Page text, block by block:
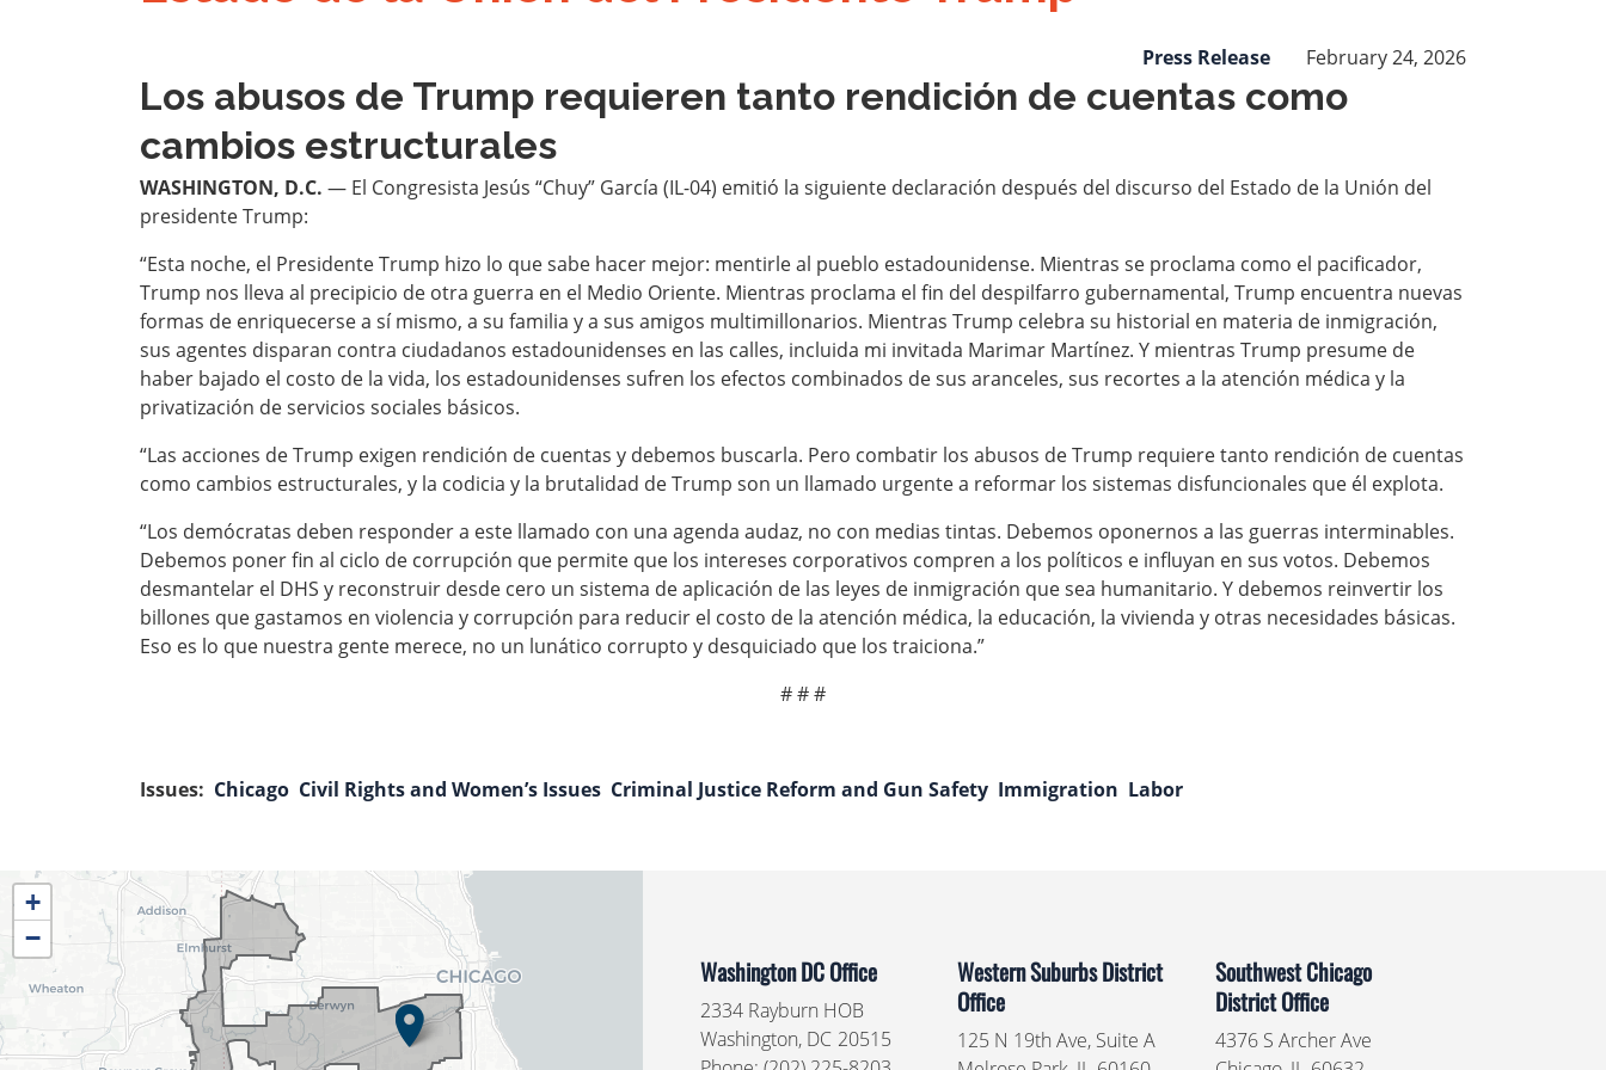
February 24, 2026
Press Release
Los abusos de Trump requieren tanto rendición de cuentas como
cambios estructurales
WASHINGTON, D.C. — El Congresista Jesús “Chuy” García (IL-04) emitió la siguiente declaración después del discurso del Estado de la Unión del
presidente Trump:
“Esta noche, el Presidente Trump hizo lo que sabe hacer mejor: mentirle al pueblo estadounidense. Mientras se proclama como el pacificador,
Trump nos lleva al precipicio de otra guerra en el Medio Oriente. Mientras proclama el fin del despilfarro gubernamental, Trump encuentra nuevas
formas de enriquecerse a sí mismo, a su familia y a sus amigos multimillonarios. Mientras Trump celebra su historial en materia de inmigración,
sus agentes disparan contra ciudadanos estadounidenses en las calles, incluida mi invitada Marimar Martínez. Y mientras Trump presume de
haber bajado el costo de la vida, los estadounidenses sufren los efectos combinados de sus aranceles, sus recortes a la atención médica y la
privatización de servicios sociales básicos.
“Las acciones de Trump exigen rendición de cuentas y debemos buscarla. Pero combatir los abusos de Trump requiere tanto rendición de cuentas
como cambios estructurales, y la codicia y la brutalidad de Trump son un llamado urgente a reformar los sistemas disfuncionales que él explota.
“Los demócratas deben responder a este llamado con una agenda audaz, no con medias tintas. Debemos oponernos a las guerras interminables.
Debemos poner fin al ciclo de corrupción que permite que los intereses corporativos compren a los políticos e influyan en sus votos. Debemos
desmantelar el DHS y reconstruir desde cero un sistema de aplicación de las leyes de inmigración que sea humanitario. Y debemos reinvertir los
billones que gastamos en violencia y corrupción para reducir el costo de la atención médica, la educación, la vivienda y otras necesidades básicas.
Eso es lo que nuestra gente merece, no un lunático corrupto y desquiciado que los traiciona.”
# # #
Issues: Chicago Civil Rights and Women’s Issues Criminal Justice Reform and Gun Safety Immigration Labor
IL04
District
Map
+
−
Washington DC Office
2334 Rayburn HOB
Washington, DC20515
Western Suburbs District
Office
125 N 19th Ave, Suite A
Southwest Chicago
District Office
4376 S Archer Ave